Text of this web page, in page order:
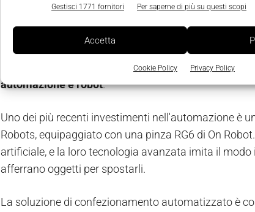
Gestisci 1771 fornitori Per saperne di più su questi scopi
Accetta
Cookie Policy Privacy Policy
Ridurre i lavori monotoni
Nel 2013 il nuovo proprietario ha iniziato un
37 milioni di corone danesiper
automazione e robot.
Uno dei più recenti investimenti nell'automazione è
Robots, equipaggiato con una pinza RG6 di On
artificiale, e la loro tecnologia avanzata imita il
afferrano oggetti per spostarli.
La soluzione di confezionamento automatizzato è